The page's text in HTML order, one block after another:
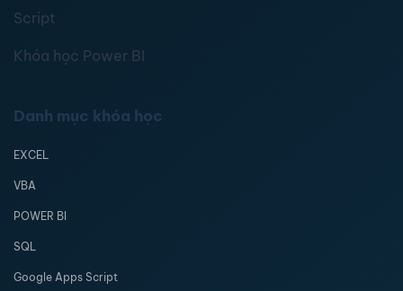
Script
Khóa học Power BI
Danh mục khóa học
EXCEL
VBA
POWER BI
SQL
Google Apps Script